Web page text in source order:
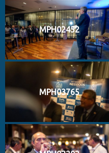
MPH02452
MPH03765